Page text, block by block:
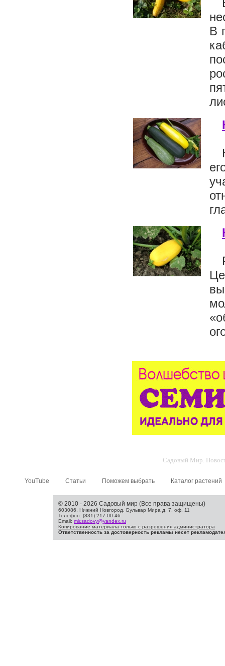
В
Садовый Мир.
YouTube Статьи Поможем выбрать Каталог растений
© 2010 - 2026 Садовый мир (Все права защищены)
603086, Нижний Новгород, Бульвар Мира д. 7, оф. 11
Телефон: (831) 217-00-46
Email: mir.sadovy@yandex.ru
Копирование материала только с разрешения администратора
Ответственность за достоверность рекламы несет